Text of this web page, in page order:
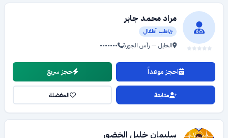
مراد محمد جابر
طب أطفال
الخليل — رأس الجورة •••••••
احجز موعداً حجز سريع
متابعة المفضلة
سليمان خليل الخضور